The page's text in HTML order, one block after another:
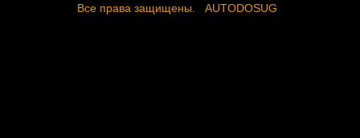
Все права защищены. AUTODOSUG